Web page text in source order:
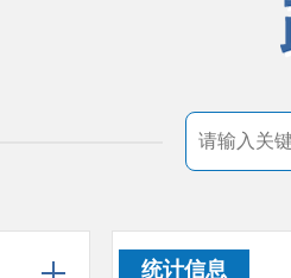
统计信息